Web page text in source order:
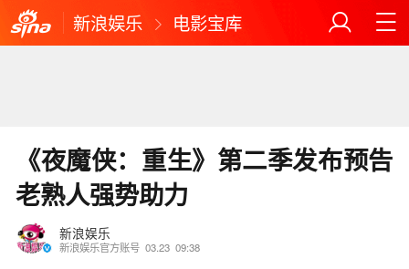
新浪娱乐 电影宝库
《夜魔侠：重生》第二季发布预告
老熟人强势助力
新浪娱乐
新浪娱乐官方账号 03.23 09:38